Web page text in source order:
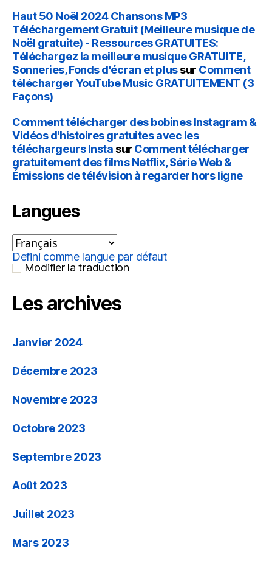
Haut 50 Noël 2024 Chansons MP3
Téléchargement Gratuit (Meilleure musique de
Noël gratuite) - Ressources GRATUITES:
Téléchargez la meilleure musique GRATUITE,
Sonneries, Fonds d'écran et plussur Comment
télécharger YouTube Music GRATUITEMENT (3
Façons)
Comment télécharger des bobines Instagram &
Vidéos d'histoires gratuites avec les
téléchargeurs Insta sur Comment télécharger
gratuitement des films Netflix, Série Web &
Émissions de télévision à regarder hors ligne
Langues
Defini comme langue par défaut
Modifier la traduction
Les archives
Janvier 2024
Décembre 2023
Novembre 2023
Octobre 2023
Septembre 2023
Août 2023
Juillet 2023
Mars 2023